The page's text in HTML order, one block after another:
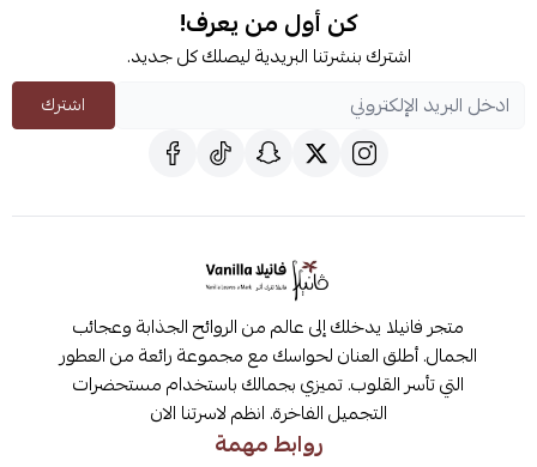
كن أول من يعرف!
اشترك بنشرتنا البريدية ليصلك كل جديد.
اشترك
متجر فانيلا يدخلك إلى عالم من الروائح الجذابة وعجائب
الجمال. أطلق العنان لحواسك مع مجموعة رائعة من العطور
التي تأسر القلوب. تميزي بجمالك باستخدام مستحضرات
التجميل الفاخرة. انظم لاسرتنا الان
روابط مهمة